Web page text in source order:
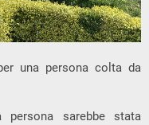
una persona colta da
sarebbe stata